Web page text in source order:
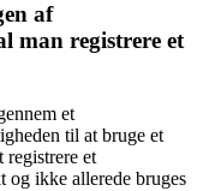
af
man registrere et
et
til at bruge et
et
og ikke allerede bruges